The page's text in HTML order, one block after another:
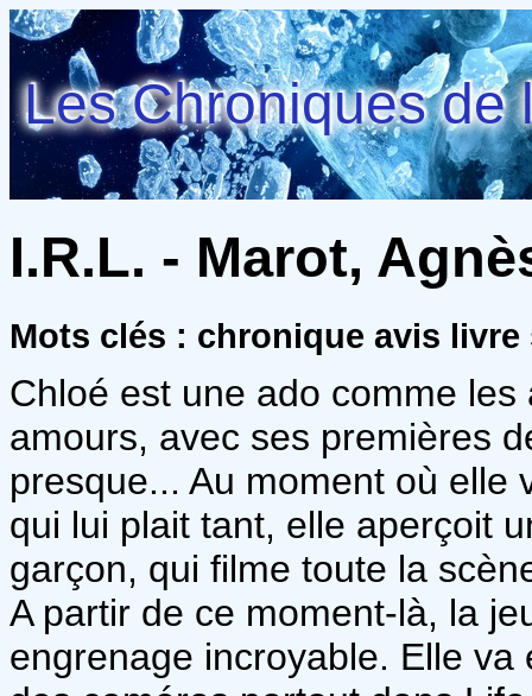
Les Chroniques de
I.R.L. - Marot,
Mots clés : chronique avis
Chloé est une ado comme
amours, avec ses premières
presque... Au moment où elle
qui lui plait tant, elle aperçoit
garçon, qui filme toute la
A partir de ce moment-là, la
engrenage incroyable. Elle